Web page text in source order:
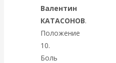
ДЕНЕГ»: КИТАЙ
ВЕДЁТ БОРЬБУ
Валентин
КАТАСОНОВ.
Положение
10.
Боль